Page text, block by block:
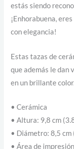
estás siendo
¡Enhorabuena,
con elegancia!
Estas tazas de
que además le dan
en un brillante
• Cerámica
• Altura: 9,8 cm
• Diámetro: 8,5 cm
• Área de